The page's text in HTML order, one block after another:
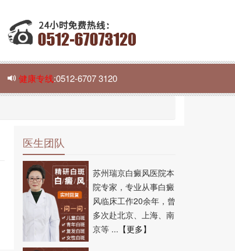
健康专线:0512-6707 3120
医生团队
苏州瑞京白癜风医院本
院专家，专业从事白癜
风临床工作20余年，曾
多次赴北京、上海、南
京等 ... 【更多】